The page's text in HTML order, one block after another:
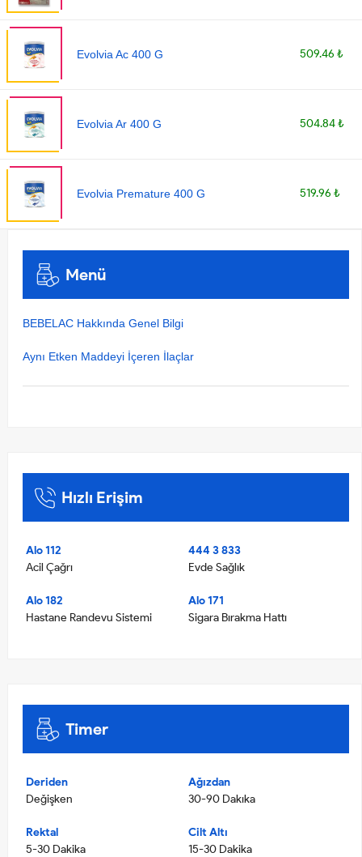
Evolvia Ac 400 G 509.46 ₺
Evolvia Ar 400 G 504.84 ₺
Evolvia Premature 400 G 519.96 ₺
Menü
BEBELAC Hakkında Genel Bilgi
Aynı Etken Maddeyi İçeren İlaçlar
Hızlı Erişim
Alo 112
Acil Çağrı
444 3 833
Evde Sağlık
Alo 182
Hastane Randevu Sistemi
Alo 171
Sigara Bırakma Hattı
Timer
Deriden
Değişken
Ağızdan
30-90 Dakıka
Rektal
5-30 Dakika
Cilt Altı
15-30 Dakika